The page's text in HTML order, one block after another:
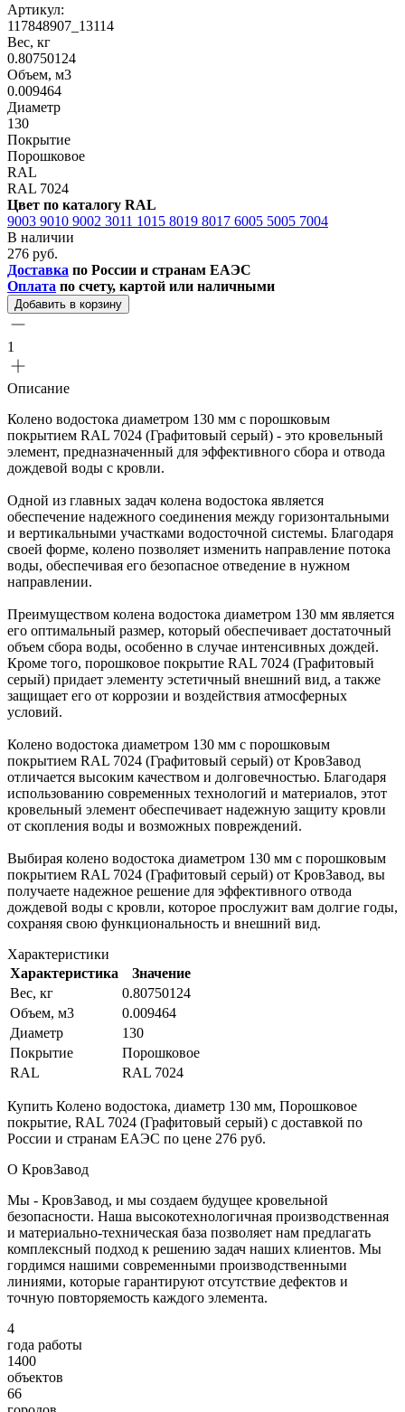
Артикул:
117848907_13114
Вес, кг
0.80750124
Объем, м3
0.009464
Диаметр
130
Покрытие
Порошковое
RAL
RAL 7024
Цвет по каталогу RAL
9003 9010 9002 3011 1015 8019 8017 6005 5005 7004
В наличии
276 руб.
Доставка по России и странам ЕАЭС
Оплата по счету, картой или наличными
Добавить в корзину
1
Описание
Колено водостока диаметром 130 мм с порошковым
покрытием RAL 7024 (Графитовый серый) - это кровельный
элемент, предназначенный для эффективного сбора и отвода
дождевой воды с кровли.
Одной из главных задач колена водостока является
обеспечение надежного соединения между горизонтальными
и вертикальными участками водосточной системы. Благодаря
своей форме, колено позволяет изменить направление потока
воды, обеспечивая его безопасное отведение в нужном
направлении.
Преимуществом колена водостока диаметром 130 мм является
его оптимальный размер, который обеспечивает достаточный
объем сбора воды, особенно в случае интенсивных дождей.
Кроме того, порошковое покрытие RAL 7024 (Графитовый
серый) придает элементу эстетичный внешний вид, а также
защищает его от коррозии и воздействия атмосферных
условий.
Колено водостока диаметром 130 мм с порошковым
покрытием RAL 7024 (Графитовый серый) от КровЗавод
отличается высоким качеством и долговечностью. Благодаря
использованию современных технологий и материалов, этот
кровельный элемент обеспечивает надежную защиту кровли
от скопления воды и возможных повреждений.
Выбирая колено водостока диаметром 130 мм с порошковым
покрытием RAL 7024 (Графитовый серый) от КровЗавод, вы
получаете надежное решение для эффективного отвода
дождевой воды с кровли, которое прослужит вам долгие годы,
сохраняя свою функциональность и внешний вид.
Характеристики
Характеристика
Значение
Вес, кг
0.80750124
Объем, м3
0.009464
Диаметр
130
Покрытие
Порошковое
RAL
RAL 7024
Купить Колено водостока, диаметр 130 мм, Порошковое
покрытие, RAL 7024 (Графитовый серый) с доставкой по
России и странам ЕАЭС по цене 276 руб.
О КровЗавод
Мы - КровЗавод, и мы создаем будущее кровельной
безопасности. Наша высокотехнологичная производственная
и материально-техническая база позволяет нам предлагать
комплексный подход к решению задач наших клиентов. Мы
гордимся нашими современными производственными
линиями, которые гарантируют отсутствие дефектов и
точную повторяемость каждого элемента.
4
года работы
1400
объектов
66